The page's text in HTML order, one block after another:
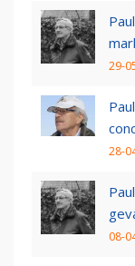
29-
28-
08-